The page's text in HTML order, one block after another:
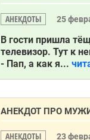
АНЕКДОТЫ 25
В гости пришла
телевизор. Тут к
- Пап, а как я...
АНЕКДОТ ПРО
АНЕКДОТЫ 23